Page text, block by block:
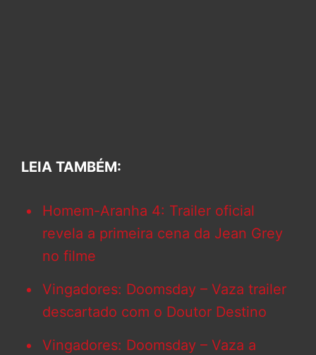
LEIA TAMBÉM:
Homem-Aranha 4: Trailer oficial
revela a primeira cena da Jean Grey
no filme
Vingadores: Doomsday – Vaza trailer
descartado com o Doutor Destino
Vingadores: Doomsday – Vaza a